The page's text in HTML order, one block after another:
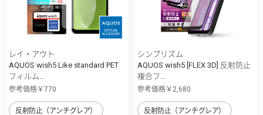
レイ・アウト
AQUOS wish5 Like standard PET
フィルム...
参考価格￥770
反射防止（アンチグレア）
シンプリズム
AQUOS wish5 [FLEX 3D] 反射防止
複合フ...
参考価格￥2,680
反射防止（アンチグレア）